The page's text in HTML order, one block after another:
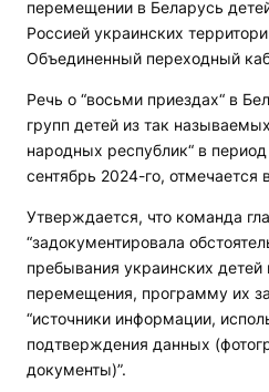
перемещении в Беларусь
Россией украинских
Объединенный переходный
Речь о “восьми приездах“ в
групп детей из так
народных республик“ в
сентябрь 2024-го, отмечается
Утверждается, что команда
“задокументировала
пребывания украинских
перемещения, программу их
“источники информации,
подтверждения данных
документы)”.